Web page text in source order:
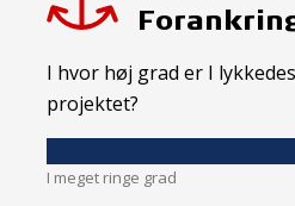
I hvor høj grad er I
projektet?
I meget ringe grad